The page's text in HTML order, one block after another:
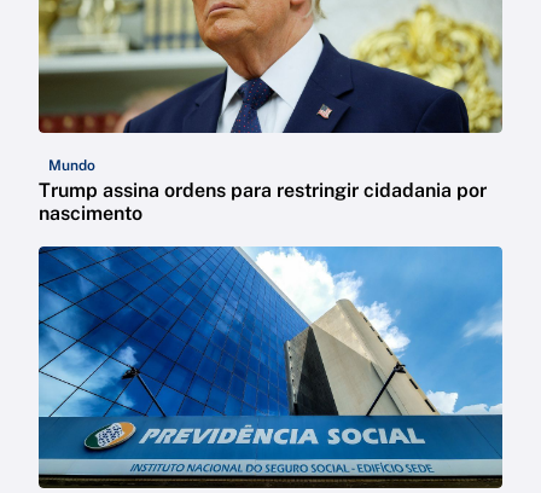
Mundo
Trump assina ordens para restringir cidadania por
nascimento